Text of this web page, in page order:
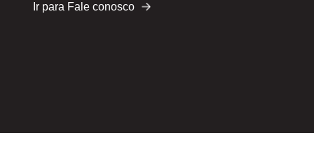
Ir para Fale conosco